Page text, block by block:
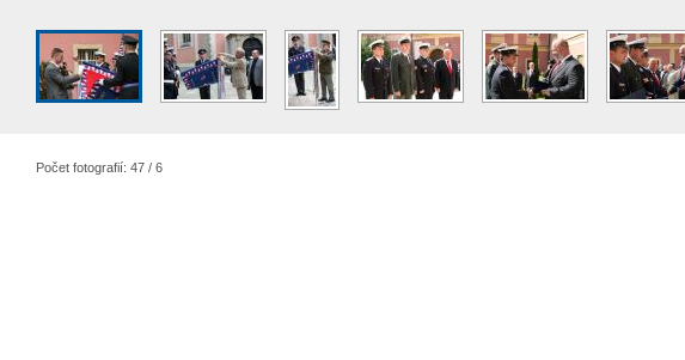
Počet fotografií: 47 / 6